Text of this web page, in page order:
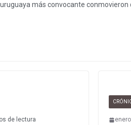
más convocante
de lectura